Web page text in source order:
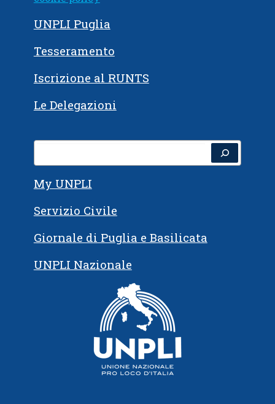
UNPLI Puglia
Tesseramento
Iscrizione al RUNTS
Le Delegazioni
My UNPLI
Servizio Civile
Giornale di Puglia e Basilicata
UNPLI Nazionale